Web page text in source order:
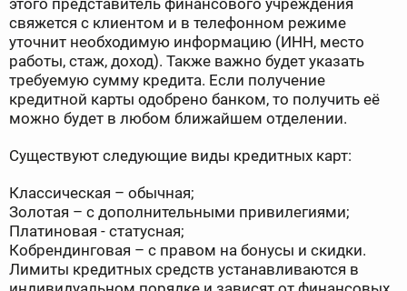
этого представитель финансового учреждения
свяжется с клиентом и в телефонном режиме
уточнит необходимую информацию (ИНН, место
работы, стаж, доход). Также важно будет указать
требуемую сумму кредита. Если получение
кредитной карты одобрено банком, то получить её
можно будет в любом ближайшем отделении.
Существуют следующие виды кредитных карт:
Классическая – обычная;
Золотая – с дополнительными привилегиями;
Платиновая - статусная;
Кобрендинговая – с правом на бонусы и скидки.
Лимиты кредитных средств устанавливаются в